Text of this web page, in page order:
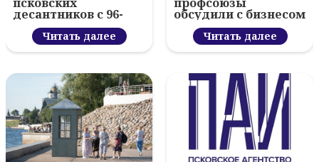
десантников с 96-
летием ВДВ и
вручил награды
Читать далее
обсудили с бизнесом
новый цифровой
проектЧитать далее